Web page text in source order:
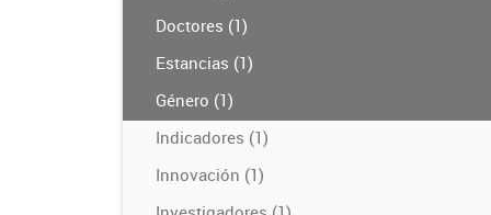
Doctores (1)
Estancias (1)
Género (1)
Indicadores (1)
Innovación (1)